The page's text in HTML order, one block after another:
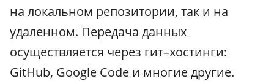
на локальном репозитории, так и на
удаленном. Передача данных
осуществляется через гит–хостинги:
GitHub, Google Code и многие другие.